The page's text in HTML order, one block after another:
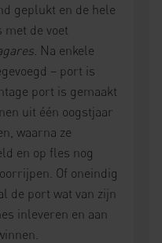
geplukt en de hele
de voet
. Na enkele
– port is
port is gemaakt
uit één oogstjaar
waarna ze
en op fles nog
Of oneindig
de port wat van zijn
inleveren en aan